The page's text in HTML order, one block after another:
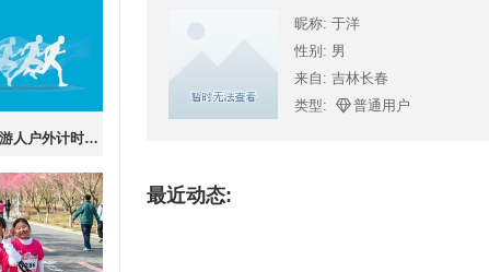
【游·服务】自游人户外计时指卡设备押金统一缴纳通道（可退）
昵称: 于洋
性别: 男
来自: 吉林长春
类型:
普通用户
最近动态: